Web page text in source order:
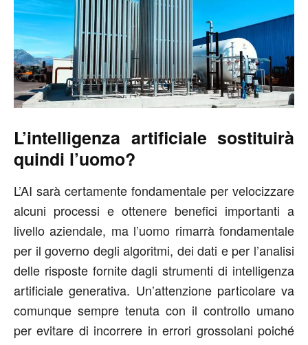
L’intelligenza artificiale sostituirà
quindi l’uomo?
L’AI sarà certamente fondamentale per velocizzare
alcuni processi e ottenere benefici importanti a
livello aziendale, ma l’uomo rimarrà fondamentale
per il governo degli algoritmi, dei dati e per l’analisi
delle risposte fornite dagli strumenti di intelligenza
artificiale generativa. Un’attenzione particolare va
comunque sempre tenuta con il controllo umano
per evitare di incorrere in errori grossolani poiché